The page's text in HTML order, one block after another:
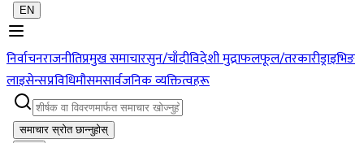
EN
निर्वाचनराजनीतिप्रमुख समाचारसुन/चाँदीविदेशी मुद्राफलफूल/तरकारीड्राइभिङ
लाइसेन्सप्रविधिमौसमसार्वजनिक व्यक्तित्वहरू
समाचार स्रोत छान्नुहोस्